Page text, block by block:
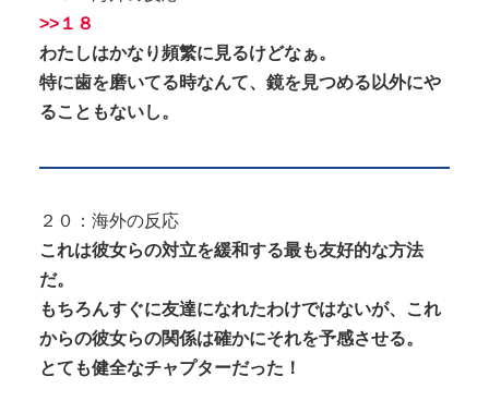
>>１８
わたしはかなり頻繁に見るけどなぁ。
特に歯を磨いてる時なんて、鏡を見つめる以外にや
ることもないし。
２０：海外の反応
これは彼女らの対立を緩和する最も友好的な方法
だ。
もちろんすぐに友達になれたわけではないが、これ
からの彼女らの関係は確かにそれを予感させる。
とても健全なチャプターだった！